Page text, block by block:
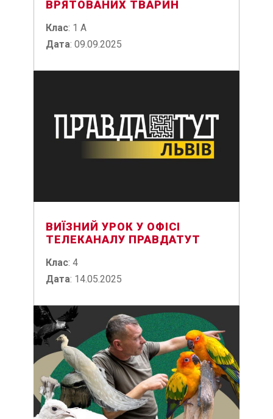
ВРЯТОВАНИХ ТВАРИН
Клас: 1 A
Дата: 09.09.2025
ВИЇЗНИЙ УРОК У ОФІСІ
ТЕЛЕКАНАЛУ ПРАВДАТУТ
Клас: 4
Дата: 14.05.2025